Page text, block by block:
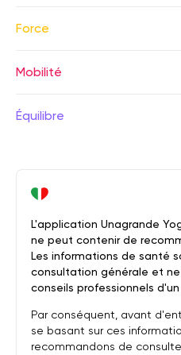
Force
Mobilité
Équilibre
L'application Unagrande
ne peut contenir de
Les informations de santé
consultation générale et
conseils professionnels
Par conséquent, avant
se basant sur ces
recommandons de